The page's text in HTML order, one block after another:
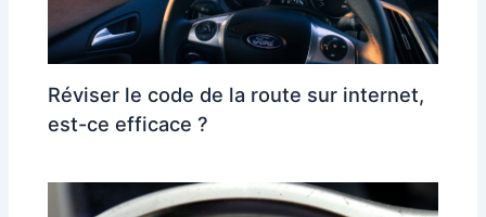
Réviser le code de la route sur internet,
est-ce efficace ?